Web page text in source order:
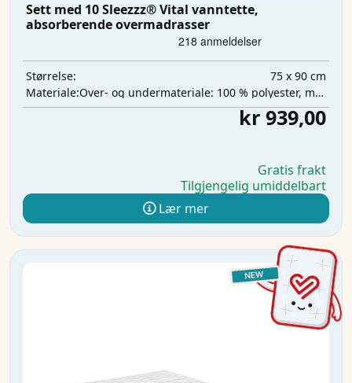
Sett med 10 Sleezzz® Vital vanntette,
absorberende overmadrasser
Størrelse:
75 x 90 cm
Materiale:
Over- og undermateriale: 100 % polyester, mellomlag: 100 % polyuretan, absorberende lag: 100 % polyester
kr 939,00
Gratis frakt
Tilgjengelig umiddelbart
Lær mer